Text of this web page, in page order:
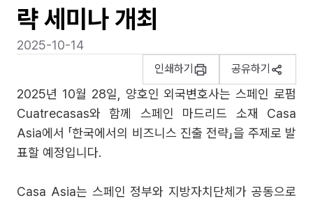
략 세미나 개최
2025-10-14
인쇄하기 공유하기
2025년 10월 28일, 양호인 외국변호사는 스페인 로펌
Cuatrecasas와 함께 스페인 마드리드 소재 Casa
Asia에서 「한국에서의 비즈니스 진출 전략」을 주제로 발
표할 예정입니다.
Casa Asia는 스페인 정부와 지방자치단체가 공동으로